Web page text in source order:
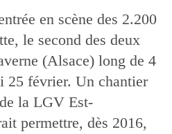
en scène des 2.200
le second des deux
(Alsace) long de 4
25 février. Un chantier
la LGV Est-
permettre, dès 2016,